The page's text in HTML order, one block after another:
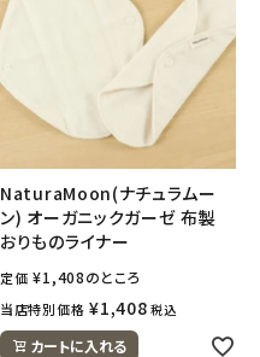
NaturaMoon(ナチュラムー
ン) オーガニックガーゼ 布製
おりものライナー
定価 ¥1,408のところ
当店特別価格 ¥1,408 税込
カートに入れる